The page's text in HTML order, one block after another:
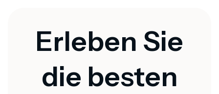
Erleben Sie
die besten